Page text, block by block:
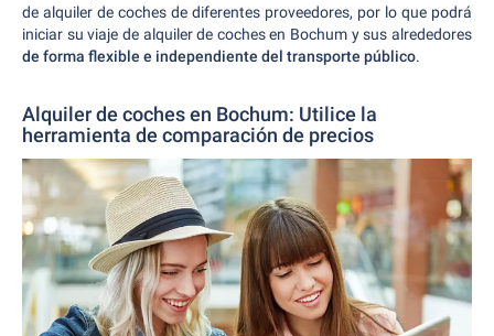
de alquiler de coches de diferentes proveedores, por lo que podrá
iniciar su viaje de alquiler de coches en Bochum y sus alrededores
de forma flexible e independiente del transporte público.
Alquiler de coches en Bochum: Utilice la
herramienta de comparación de precios